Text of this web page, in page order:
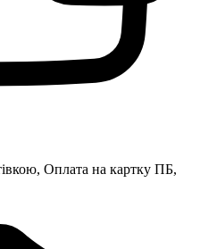
Оплата на картку ПБ,